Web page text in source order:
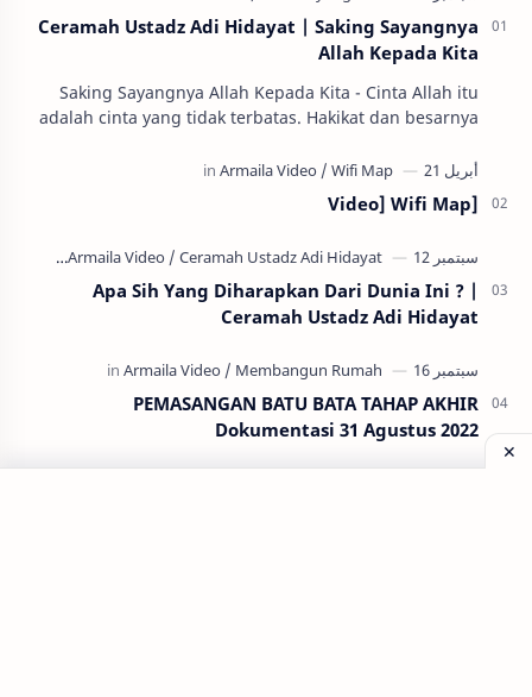
Ceramah Ustadz Adi Hidayat | Saking Sayangnya
Allah Kepada Kita
Saking Sayangnya Allah Kepada Kita - Cinta Allah itu
adalah cinta yang tidak terbatas. Hakikat dan besarnya
[Video] Wifi Map
Apa Sih Yang Diharapkan Dari Dunia Ini ? |
Ceramah Ustadz Adi Hidayat
PEMASANGAN BATU BATA TAHAP AKHIR
Dokumentasi 31 Agustus 2022